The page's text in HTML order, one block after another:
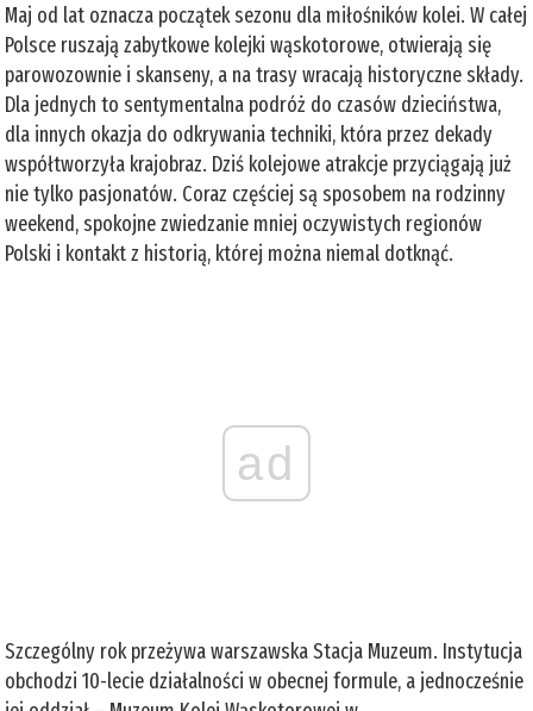
Maj od lat oznacza początek sezonu dla miłośników kolei. W całej
Polsce ruszają zabytkowe kolejki wąskotorowe, otwierają się
parowozownie i skanseny, a na trasy wracają historyczne składy.
Dla jednych to sentymentalna podróż do czasów dzieciństwa,
dla innych okazja do odkrywania techniki, która przez dekady
współtworzyła krajobraz. Dziś kolejowe atrakcje przyciągają już
nie tylko pasjonatów. Coraz częściej są sposobem na rodzinny
weekend, spokojne zwiedzanie mniej oczywistych regionów
Polski i kontakt z historią, której można niemal dotknąć.
ad
Szczególny rok przeżywa warszawska Stacja Muzeum. Instytucja
obchodzi 10-lecie działalności w obecnej formule, a jednocześnie